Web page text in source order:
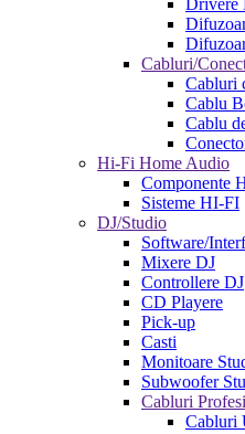
Drivere
Cabluri/
Cabluri
Cablu
Cablu
Hi-Fi Home Audio
Componente
Sisteme HI-FI
DJ/Studio
Software/
Mixere DJ
Controllere DJ
CD Playere
Pick-up
Casti
Monitoare
Subwoofer
Cabluri
Cabluri